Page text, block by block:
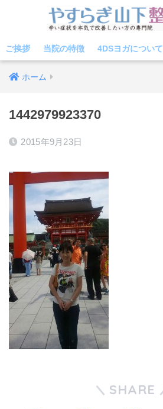
ご挨拶 当院の特徴 4DSヨガについて
ホーム
1442979923370
2015年9月23日
SHARE